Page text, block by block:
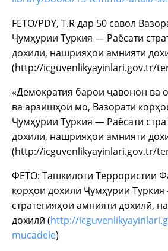
FETO/PDY, T.R дар 50 савол
Ҷумҳурии Туркия — Раёсати
дохилӣ, нашрияҳои амнияти
(http://icguvenlikyayinlari.gov.tr/
«Демократия барои ҷавонон ва
ва арзишҳои мо, Вазорати
Ҷумҳурии Туркия — Раёсати
дохилӣ, нашрияҳои амнияти
(http://icguvenlikyayinlari.gov.tr/
ФЕТО: Ташкилоти Террористии
корҳои дохилӣ Ҷумҳурии
стратегияҳои амнияти дохилӣ,
дохилӣ (http://
mucadele)